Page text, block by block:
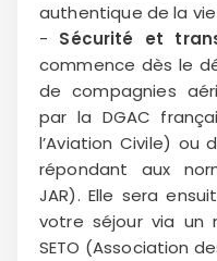
authentique de la
- Sécurité et
commence dès le
de compagnies
par la DGAC
l’Aviation Civile) ou
répondant aux
JAR). Elle sera
votre séjour via
SETO (Association